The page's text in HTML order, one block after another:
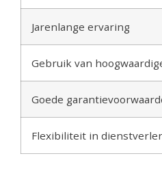
Jarenlange ervaring
Gebruik van
Goede
Flexibiliteit in